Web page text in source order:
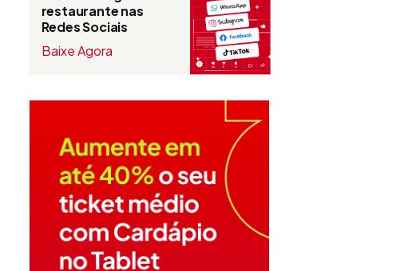
restaurante nas
Redes Sociais
Baixe Agora